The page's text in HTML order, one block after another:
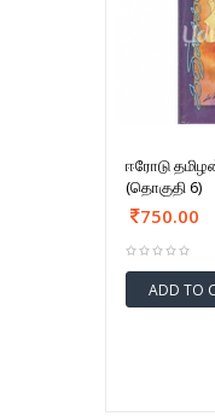
ஈரோடு
(தொகுதி 6)
750.00
ADD TO